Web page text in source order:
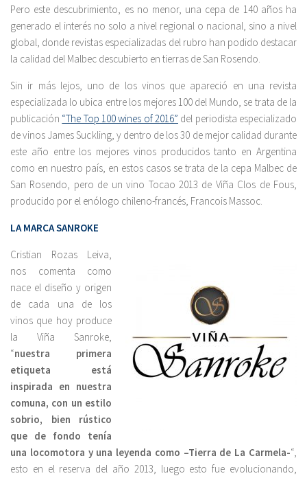
Pero este descubrimiento, es no menor, una cepa de 140 años ha
generado el interés no solo a nivel regional o nacional, sino a nivel
global, donde revistas especializadas del rubro han podido destacar
la calidad del Malbec descubierto en tierras de San Rosendo.
Sin ir más lejos, uno de los vinos que apareció en una revista
especializada lo ubica entre los mejores 100 del Mundo, se trata de la
publicación “The Top 100 wines of 2016” del periodista especializado
de vinos James Suckling, y dentro de los 30 de mejor calidad durante
este año entre los mejores vinos producidos tanto en Argentina
como en nuestro país, en estos casos se trata de la cepa Malbec de
San Rosendo, pero de un vino Tocao 2013 de Viña Clos de Fous,
producido por el enólogo chileno-francés, Francois Massoc.
LA MARCA SANROKE
Cristian Rozas Leiva,
nos comenta como
nace el diseño y origen
de cada una de los
vinos que hoy produce
la Viña Sanroke,
“nuestra primera
etiqueta está
inspirada en nuestra
comuna, con un estilo
sobrio, bien rústico
que de fondo tenía
una locomotora y una leyenda como –Tierra de La Carmela-“,
esto en el reserva del año 2013, luego esto fue evolucionando,